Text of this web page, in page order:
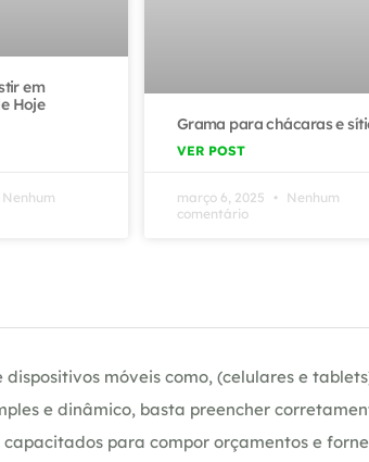
em
Hoje
Nenhum
Grama para chácaras e
VER POST
março 6, 2025
Nenhum
comentário
móveis como, (celulares e
e dinâmico, basta preencher
para compor orçamentos e